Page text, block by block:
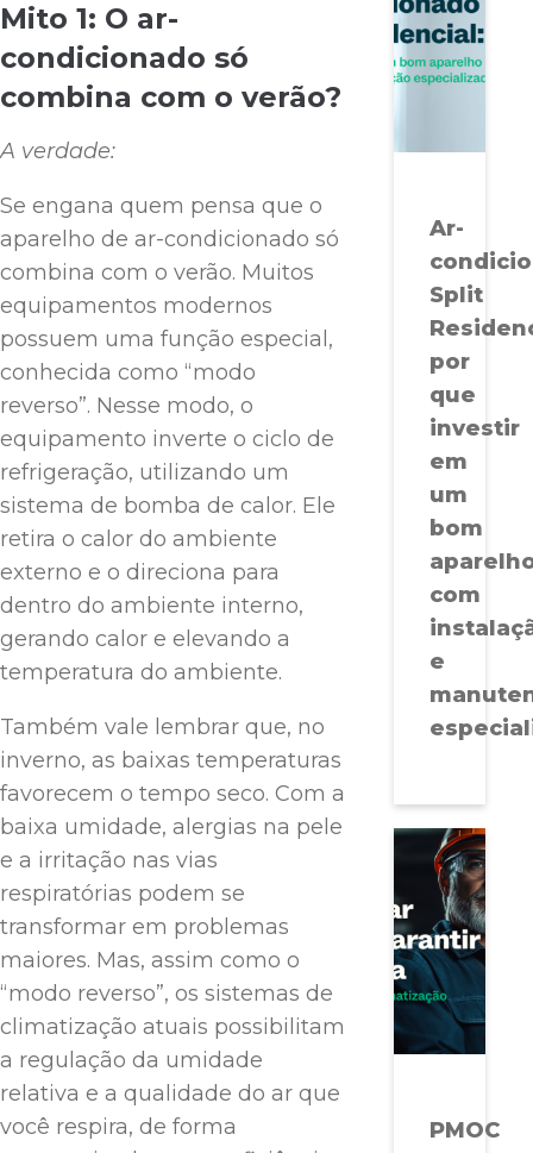
Mito 1: O ar-
condicionado só
combina com o verão?
A verdade:
Se engana quem pensa que o
aparelho de ar-condicionado só
combina com o verão. Muitos
equipamentos modernos
possuem uma função especial,
conhecida como “modo
reverso”. Nesse modo, o
equipamento inverte o ciclo de
refrigeração, utilizando um
sistema de bomba de calor. Ele
retira o calor do ambiente
externo e o direciona para
dentro do ambiente interno,
gerando calor e elevando a
temperatura do ambiente.
Também vale lembrar que, no
inverno, as baixas temperaturas
favorecem o tempo seco. Com a
baixa umidade, alergias na pele
e a irritação nas vias
respiratórias podem se
transformar em problemas
maiores. Mas, assim como o
“modo reverso”, os sistemas de
climatização atuais possibilitam
a regulação da umidade
relativa e a qualidade do ar que
você respira, de forma
Ar-
Split
por
que
investir
em
um
bom
com
e
PMOC